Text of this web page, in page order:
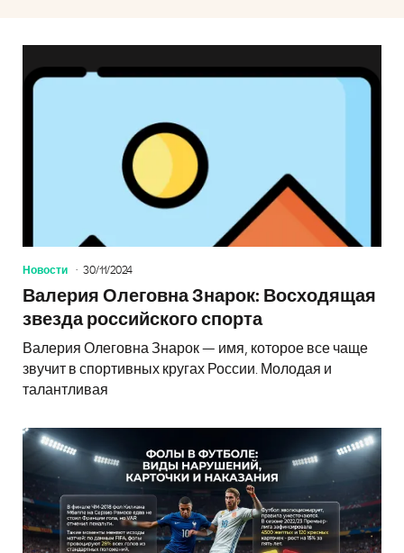
Новости 30/11/2024
Валерия Олеговна Знарок: Восходящая
звезда российского спорта
Валерия Олеговна Знарок — имя, которое все чаще
звучит в спортивных кругах России. Молодая и
талантливая